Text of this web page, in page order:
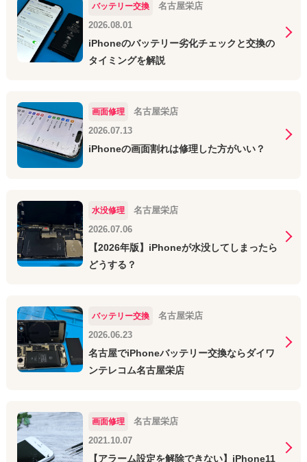
バッテリー交換
名古屋栄店
2026.08.01
iPhoneのバッテリー劣化チェックと交換の
タイミングを解説
画面修理
名古屋栄店
2026.07.13
iPhoneの画面割れは修理した方がいい？
水没修理
名古屋栄店
2026.07.06
【2026年版】iPhoneが水没してしまったら
どうする？
バッテリー交換
名古屋栄店
2026.06.23
名古屋でiPhoneバッテリー交換ならダイワ
ンテレコム名古屋栄店
画面修理
名古屋栄店
2021.10.07
【アラーム設定を解除できない】iPhone11